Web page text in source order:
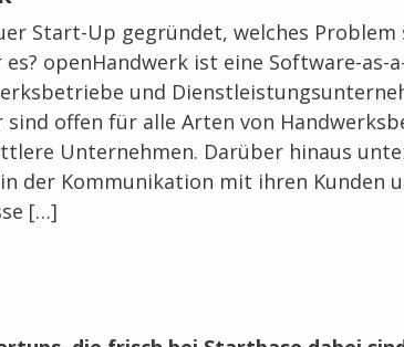
Start-Up gegründet, welches
openHandwerk ist eine Software-as-
und
sind offen für alle Arten von
Unternehmen. Darüber hinaus
der Kommunikation mit ihren Kunden
[…]